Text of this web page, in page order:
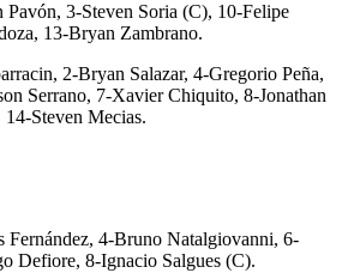
Pavón, 3-Steven Soria (C), 10-Felipe
13-Bryan Zambrano.
2-Bryan Salazar, 4-Gregorio Peña,
Serrano, 7-Xavier Chiquito, 8-Jonathan
Steven Mecias.
Fernández, 4-Bruno Natalgiovanni, 6-
Defiore, 8-Ignacio Salgues (C).